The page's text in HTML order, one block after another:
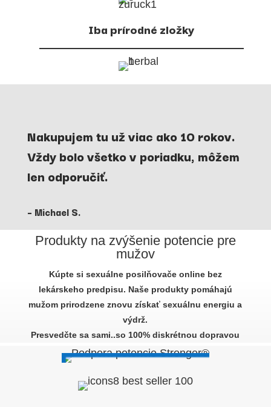
Iba prírodné zložky
Nakupujem tu už viac ako 10 rokov.
Vždy bolo všetko v poriadku, môžem
len odporučiť.
– Michael S.
Produkty na zvýšenie potencie pre
mužov
Kúpte si sexuálne posilňovače online bez
lekárskeho predpisu. Naše produkty pomáhajú
mužom prirodzene znovu získať sexuálnu energiu a
výdrž.
Presvedčte sa sami..so 100% diskrétnou dopravou